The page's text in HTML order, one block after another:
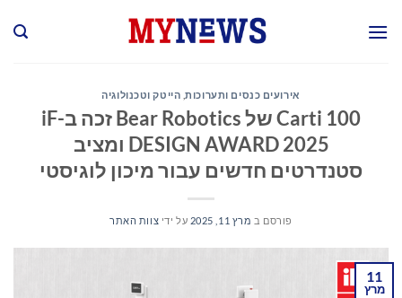
אירועים כנסים ותערוכות, הייטק וטכנולוגיה
Carti 100 של Bear Robotics זכה ב-iF
DESIGN AWARD 2025 ומציב
סטנדרטים חדשים עבור מיכון לוגיסטי
פורסם ב מרץ 11, 2025 על ידי צוות האתר
11
מרץ